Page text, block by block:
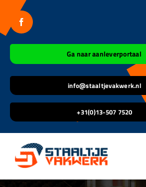
inhoud
Ga naar aanleverportaal
info@staaltjevakwerk.nl
+31(0)13-507 7520